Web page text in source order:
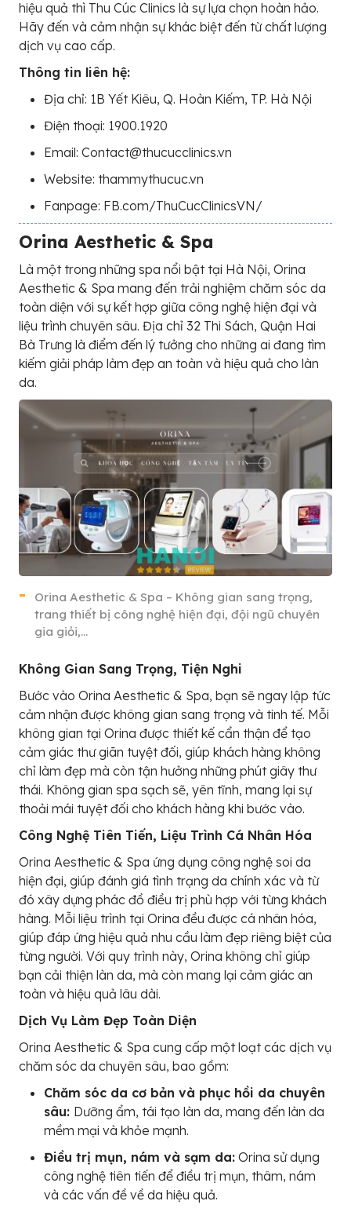
hiệu quả thì Thu Cúc Clinics là sự lựa chọn hoàn hảo.
Hãy đến và cảm nhận sự khác biệt đến từ chất lượng
dịch vụ cao cấp.
Thông tin liên hệ:
Địa chỉ: 1B Yết Kiêu, Q. Hoàn Kiếm, TP. Hà Nội
Điện thoại: 1900.1920
Email: Contact@thucucclinics.vn
Website: thammythucuc.vn
Fanpage: FB.com/ThuCucClinicsVN/
Orina Aesthetic & Spa
Là một trong những spa nổi bật tại Hà Nội, Orina
Aesthetic & Spa mang đến trải nghiệm chăm sóc da
toàn diện với sự kết hợp giữa công nghệ hiện đại và
liệu trình chuyên sâu. Địa chỉ 32 Thi Sách, Quận Hai
Bà Trưng là điểm đến lý tưởng cho những ai đang tìm
kiếm giải pháp làm đẹp an toàn và hiệu quả cho làn
da.
Orina Aesthetic & Spa – Không gian sang trọng,
trang thiết bị công nghệ hiện đại, đội ngũ chuyên
gia giỏi,…
Không Gian Sang Trọng, Tiện Nghi
Bước vào Orina Aesthetic & Spa, bạn sẽ ngay lập tức
cảm nhận được không gian sang trọng và tinh tế. Mỗi
không gian tại Orina được thiết kế cẩn thận để tạo
cảm giác thư giãn tuyệt đối, giúp khách hàng không
chỉ làm đẹp mà còn tận hưởng những phút giây thư
thái. Không gian spa sạch sẽ, yên tĩnh, mang lại sự
thoải mái tuyệt đối cho khách hàng khi bước vào.
Công Nghệ Tiên Tiến, Liệu Trình Cá Nhân Hóa
Orina Aesthetic & Spa ứng dụng công nghệ soi da
hiện đại, giúp đánh giá tình trạng da chính xác và từ
đó xây dựng phác đồ điều trị phù hợp với từng khách
hàng. Mỗi liệu trình tại Orina đều được cá nhân hóa,
giúp đáp ứng hiệu quả nhu cầu làm đẹp riêng biệt của
từng người. Với quy trình này, Orina không chỉ giúp
bạn cải thiện làn da, mà còn mang lại cảm giác an
toàn và hiệu quả lâu dài.
Dịch Vụ Làm Đẹp Toàn Diện
Orina Aesthetic & Spa cung cấp một loạt các dịch vụ
chăm sóc da chuyên sâu, bao gồm:
Chăm sóc da cơ bản và phục hồi da chuyên
sâu: Dưỡng ẩm, tái tạo làn da, mang đến làn da
mềm mại và khỏe mạnh.
Điều trị mụn, nám và sạm da: Orina sử dụng
công nghệ tiên tiến để điều trị mụn, thâm, nám
và các vấn đề về da hiệu quả.